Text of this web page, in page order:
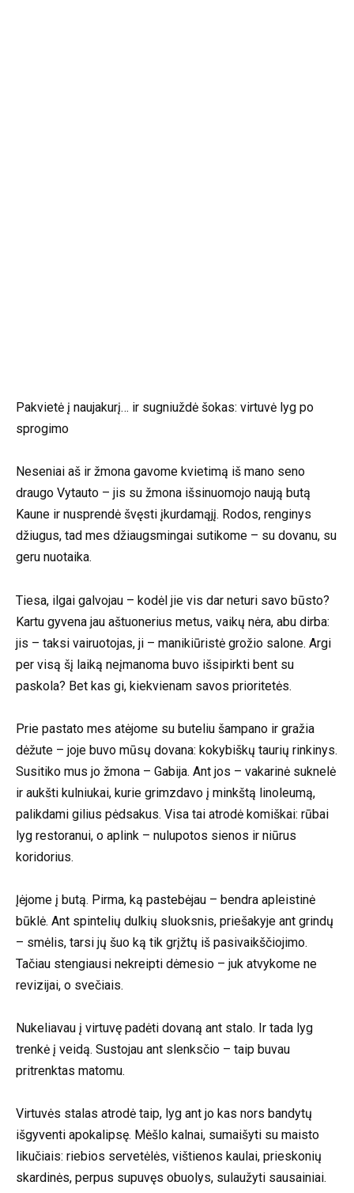
Pakvietė į naujakurį… ir sugniuždė šokas: virtuvė lyg po
sprogimo
Neseniai aš ir žmona gavome kvietimą iš mano seno
draugo Vytauto – jis su žmona išsinuomojo naują butą
Kaune ir nusprendė švęsti įkurdamąjį. Rodos, renginys
džiugus, tad mes džiaugsmingai sutikome – su dovanu, su
geru nuotaika.
Tiesa, ilgai galvojau – kodėl jie vis dar neturi savo būsto?
Kartu gyvena jau aštuonerius metus, vaikų nėra, abu dirba:
jis – taksi vairuotojas, ji – manikiūristė grožio salone. Argi
per visą šį laiką neįmanoma buvo išsipirkti bent su
paskola? Bet kas gi, kiekvienam savos prioritetės.
Prie pastato mes atėjome su buteliu šampano ir gražia
dėžute – joje buvo mūsų dovana: kokybiškų taurių rinkinys.
Susitiko mus jo žmona – Gabija. Ant jos – vakarinė suknelė
ir aukšti kulniukai, kurie grimzdavo į minkštą linoleumą,
palikdami gilius pėdsakus. Visa tai atrodė komiškai: rūbai
lyg restoranui, o aplink – nulupotos sienos ir niūrus
koridorius.
Įėjome į butą. Pirma, ką pastebėjau – bendra apleistinė
būklė. Ant spintelių dulkių sluoksnis, priešakyje ant grindų
– smėlis, tarsi jų šuo ką tik grįžtų iš pasivaikščiojimo.
Tačiau stengiausi nekreipti dėmesio – juk atvykome ne
revizijai, o svečiais.
Nukeliavau į virtuvę padėti dovaną ant stalo. Ir tada lyg
trenkė į veidą. Sustojau ant slenksčio – taip buvau
pritrenktas matomu.
Virtuvės stalas atrodė taip, lyg ant jo kas nors bandytų
išgyventi apokalipsę. Mėšlo kalnai, sumaišyti su maisto
likučiais: riebios servetėlės, vištienos kaulai, prieskonių
skardinės, perpus supuvęs obuolys, sulaužyti sausainiai.